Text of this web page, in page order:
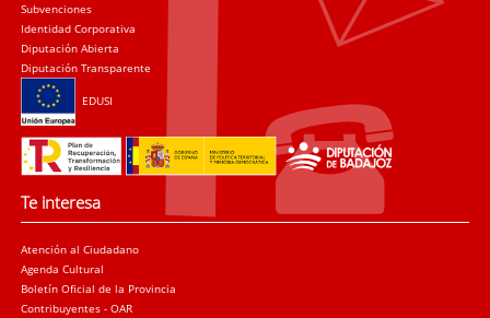
Subvenciones
Identidad Corporativa
Diputación Abierta
Diputación Transparente
EDUSI
Te interesa
Atención al Ciudadano
Agenda Cultural
Boletín Oficial de la Provincia
Contribuyentes - OAR